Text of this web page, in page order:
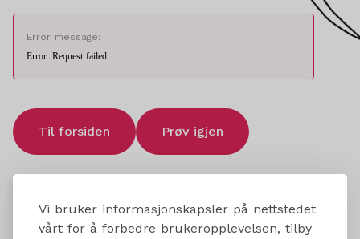
Vi bruker informasjonskapsler på nettstedet
vårt for å forbedre brukeropplevelsen, tilby
Error message:
Error: Request failed
Til forsiden Prøv igjen